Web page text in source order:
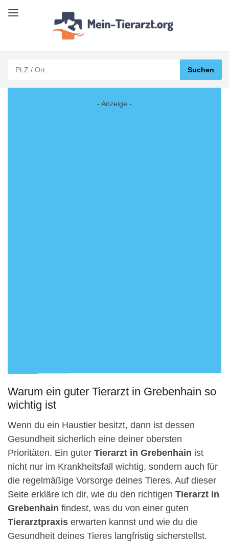
- Anzeige -
Warum ein guter Tierarzt in Grebenhain so
wichtig ist
Wenn du ein Haustier besitzt, dann ist dessen
Gesundheit sicherlich eine deiner obersten
Prioritäten. Ein guter Tierarzt in Grebenhain ist
nicht nur im Krankheitsfall wichtig, sondern auch für
die regelmäßige Vorsorge deines Tieres. Auf dieser
Seite erkläre ich dir, wie du den richtigen Tierarzt in
Grebenhain findest, was du von einer guten
Tierarztpraxis erwarten kannst und wie du die
Gesundheit deines Tieres langfristig sicherstellst.